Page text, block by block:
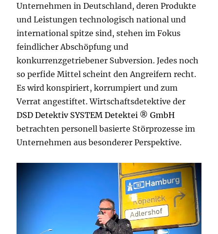
Unternehmen in Deutschland, deren Produkte
und Leistungen technologisch national und
international spitze sind, stehen im Fokus
feindlicher Abschöpfung und
konkurrenzgetriebener Subversion. Jedes noch
so perfide Mittel scheint den Angreifern recht.
Es wird konspiriert, korrumpiert und zum
Verrat angestiftet. Wirtschaftsdetektive der
DSD Detektiv SYSTEM Detektei ® GmbH
betrachten personell basierte Störprozesse im
Unternehmen aus besonderer Perspektive.